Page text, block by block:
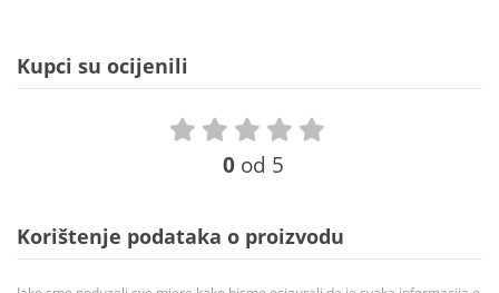
Kupci su ocijenili
0 od 5
Korištenje podataka o proizvodu